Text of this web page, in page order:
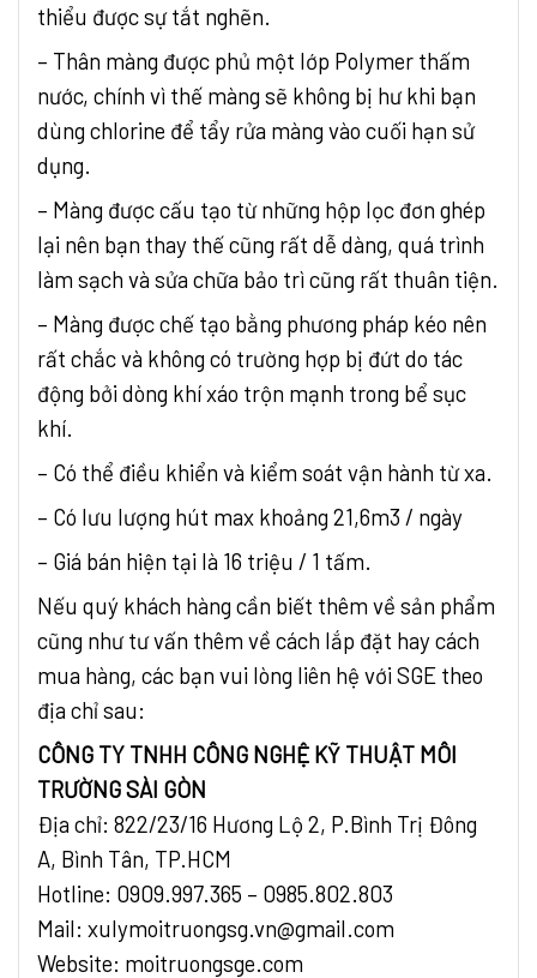
thiểu được sự tắt nghẽn.
– Thân màng được phủ một lớp Polymer thấm
nước, chính vì thế màng sẽ không bị hư khi bạn
dùng chlorine để tẩy rửa màng vào cuối hạn sử
dụng.
– Màng được cấu tạo từ những hộp lọc đơn ghép
lại nên bạn thay thế cũng rất dễ dàng, quá trình
làm sạch và sửa chữa bảo trì cũng rất thuân tiện.
– Màng được chế tạo bằng phương pháp kéo nên
rất chắc và không có trường hợp bị đứt do tác
động bởi dòng khí xáo trộn mạnh trong bể sục
khí.
– Có thể điều khiển và kiểm soát vận hành từ xa.
– Có lưu lượng hút max khoảng 21,6m3 / ngày
– Giá bán hiện tại là 16 triệu / 1 tấm.
Nếu quý khách hàng cần biết thêm về sản phẩm
cũng như tư vấn thêm về cách lắp đặt hay cách
mua hàng, các bạn vui lòng liên hệ với SGE theo
địa chỉ sau:
CÔNG TY TNHH CÔNG NGHỆ KỸ THUẬT MÔI
TRƯỜNG SÀI GÒN
Địa chỉ: 822/23/16 Hương Lộ 2, P.Bình Trị Đông
A, Bình Tân, TP.HCM
Hotline: 0909.997.365 – 0985.802.803
Mail: xulymoitruongsg.vn@gmail.com
Website: moitruongsge.com